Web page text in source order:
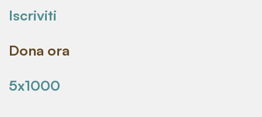
Iscriviti
Dona ora
5x1000